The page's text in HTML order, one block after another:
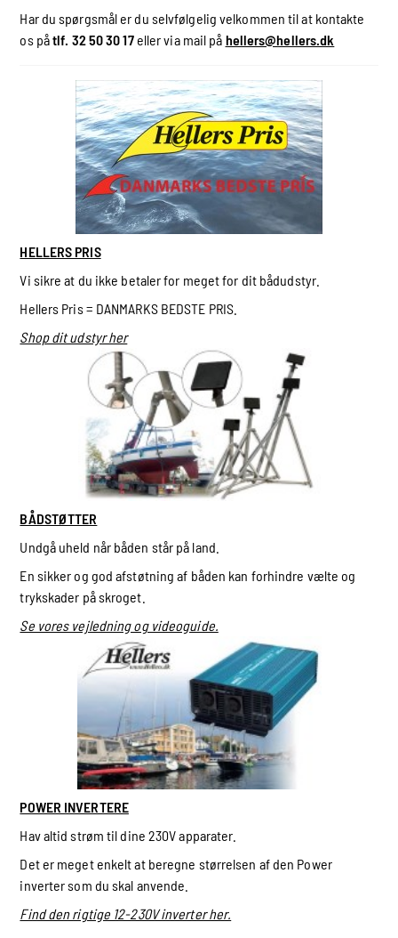
Har du spørgsmål er du selvfølgelig velkommen til at kontakte
os påtlf. 32 50 30 17eller via mail på hellers@hellers.dk
HELLERS PRIS
Vi sikre at du ikke betaler for meget for dit bådudstyr.
Hellers Pris = DANMARKS BEDSTE PRIS.
Shop dit udstyr her
BÅDSTØTTER
Undgå uheld når båden står på land.
En sikker og god afstøtning af båden kan forhindre vælte og
trykskader på skroget.
Se vores vejledning og videoguide.
POWER INVERTERE
Hav altid strøm til dine 230V apparater.
Det er meget enkelt at beregne størrelsen af den Power
inverter som du skal anvende.
Find den rigtige 12-230V inverter her.